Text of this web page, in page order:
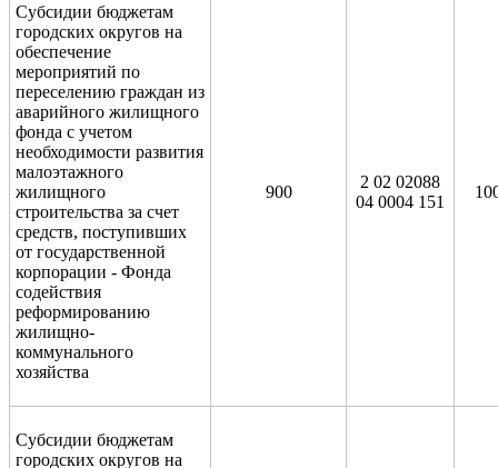
Субсидии бюджетам
городских округов на
обеспечение
мероприятий по
переселению граждан из
аварийного жилищного
фонда с учетом
необходимости развития
малоэтажного
жилищного
строительства за счет
средств, поступивших
от государственной
корпорации - Фонда
содействия
реформированию
жилищно-
коммунального
хозяйства
900
2 02 02088
04 0004 151
Субсидии бюджетам
городских округов на